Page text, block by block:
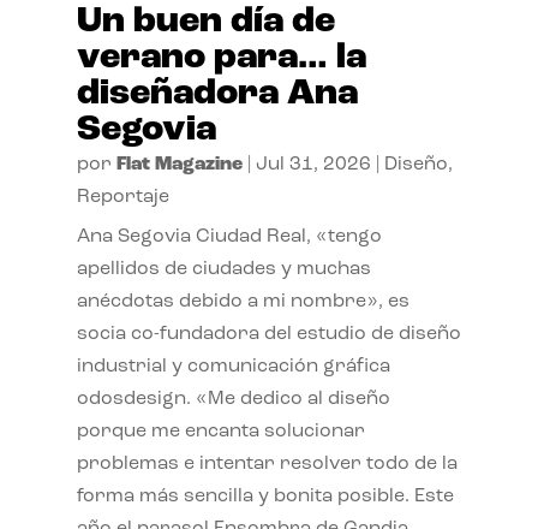
Un buen día de
verano para… la
diseñadora Ana
Segovia
por Flat Magazine| Jul 31, 2026 Diseño,
Reportaje
Ana Segovia Ciudad Real, «tengo
apellidos de ciudades y muchas
anécdotas debido a mi nombre», es
socia co-fundadora del estudio de diseño
industrial y comunicación gráfica
odosdesign. «Me dedico al diseño
porque me encanta solucionar
problemas e intentar resolver todo de la
forma más sencilla y bonita posible. Este